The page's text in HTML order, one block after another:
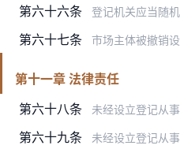
第六十六条 登记机关应当随机抽取检查对象、随机选派执法检查人员，对市场
第六十七条 市场主体被撤销设立登记、吊销营业执照、责令关闭，6个月内未
第十一章 法律责任
第六十八条
未经设立登记从事一般经营活动的，由登记机关责令改正，没
第六十九条 未经设立登记从事许可经营活动或者未依法取得许可从事经营活